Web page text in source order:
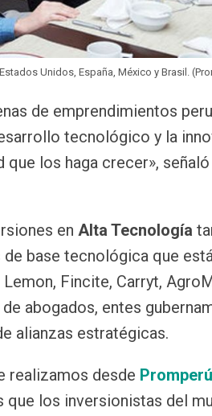
Unidos, España, México y Brasil.
de emprendimientos
tecnológico y la
que los haga crecer»,
en Alta Tecnología
base tecnológica que
Fincite, Carryt,
abogados, entes
alianzas estratégicas.
realizamos desde Promperú
que los inversionistas del